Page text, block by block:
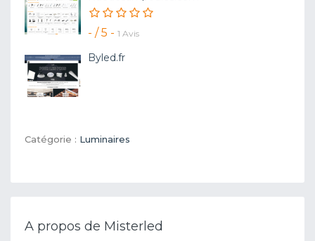
- / 5 - 1 Avis
Byled.fr
Catégorie : Luminaires
A propos de Misterled